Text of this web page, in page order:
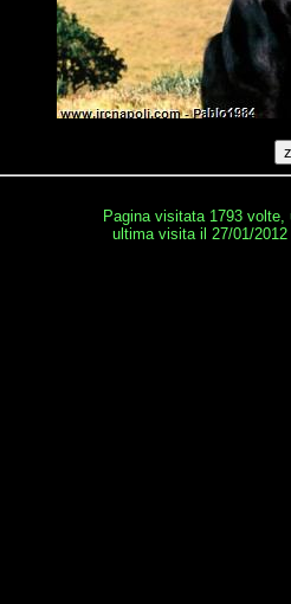
Pagina visitata 1793
ultima visita il 27/01/